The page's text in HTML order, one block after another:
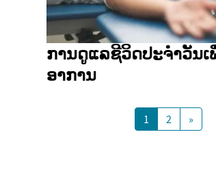
ການດູແລຊີວິດປະຈຳວັນ
ອາການ
1 2 »